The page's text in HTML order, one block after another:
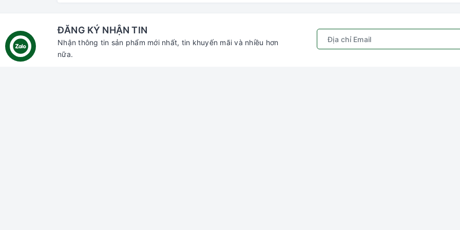
ĐĂNG KÝ NHẬN TIN
Nhận thông tin sản phẩm mới nhất, tin khuyến mãi và nhiều hơn
nữa.